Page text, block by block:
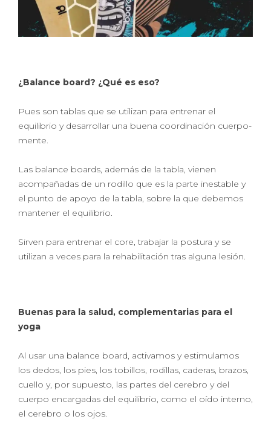
¿Balance board? ¿Qué es eso?
Pues son tablas que se utilizan para entrenar el
equilibrio y desarrollar una buena coordinación cuerpo-
mente.
Las balance boards, además de la tabla, vienen
acompañadas de un rodillo que es la parte inestable y
el punto de apoyo de la tabla, sobre la que debemos
mantener el equilibrio.
Sirven para entrenar el core, trabajar la postura y se
utilizan a veces para la rehabilitación tras alguna lesión.
Buenas para la salud, complementarias para el
yoga
Al usar una balance board, activamos y estimulamos
los dedos, los pies, los tobillos, rodillas, caderas, brazos,
cuello y, por supuesto, las partes del cerebro y del
cuerpo encargadas del equilibrio, como el oído interno,
el cerebro o los ojos.